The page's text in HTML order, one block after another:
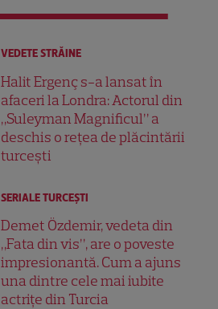
VEDETE STRĂINE
Halit Ergenç s-a lansat în
afaceri la Londra: Actorul din
„Suleyman Magnificul” a
deschis o rețea de plăcintării
turcești
SERIALE TURCEŞTI
Demet Özdemir, vedeta din
„Fata din vis”, are o poveste
impresionantă. Cum a ajuns
una dintre cele mai iubite
actrițe din Turcia